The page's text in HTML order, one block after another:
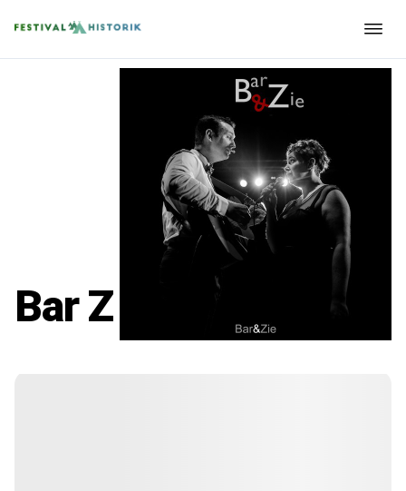
Bar Z